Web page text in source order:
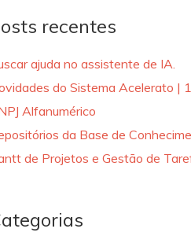
recentes
ajuda no assistente de IA.
do Sistema Acelerato |
Alfanumérico
da Base de
de Projetos e Gestão de